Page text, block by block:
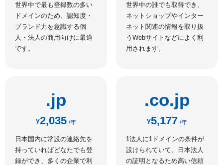
世界中で最も登録数の多い
ドメインのため、認知度・
ブランド力を意識する個
人・法人の商用向けに最適
です。
世界中の誰でも取得でき、
ネットショップやインター
ネット関連の情報を取り扱
うWebサイトなどによく利
用されます。
.jp
¥2,035 /年
日本国内に常設の連絡先を
持っていればどなたでも登
録ができ、多くの企業で利
.co.jp
¥5,177 /年
1法人に1ドメインの条件が
設けられていて、日本法人
の証明となるため高い信頼